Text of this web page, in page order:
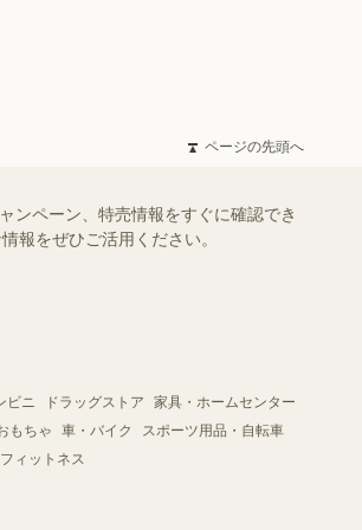
ページの先頭へ
ンペーン、特売情報をすぐに確認でき
報をぜひご活用ください。
ビニ ドラッグストア
家具・ホームセンター
もちゃ
車・バイク
スポーツ用品・自転車
ィットネス